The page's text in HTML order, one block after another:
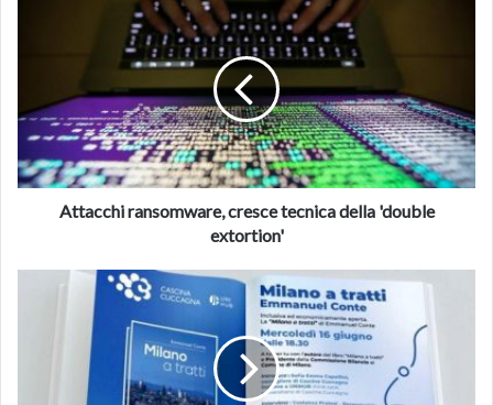
'double
extortion'
Attacchi ransomware, cresce tecnica della 'double
extortion'
Fondazione